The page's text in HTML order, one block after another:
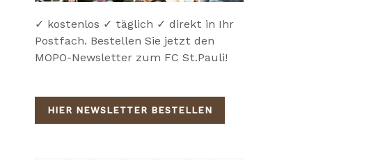
✓ kostenlos ✓ täglich ✓ direkt in Ihr
Postfach. Bestellen Sie jetzt den
MOPO-Newsletter zum FC St.Pauli!
HIER NEWSLETTER BESTELLEN